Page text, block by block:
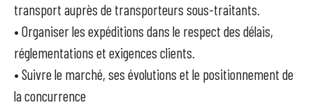
transport auprès de transporteurs sous-traitants.
• Organiser les expéditions dans le respect des délais,
réglementations et exigences clients.
• Suivre le marché, ses évolutions et le positionnement de
la concurrence